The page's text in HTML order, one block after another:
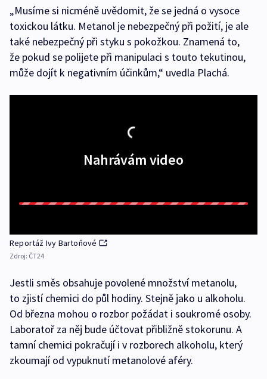
„Musíme si nicméně uvědomit, že se jedná o vysoce
toxickou látku. Metanol je nebezpečný při požití, je ale
také nebezpečný při styku s pokožkou. Znamená to,
že pokud se polijete při manipulaci s touto tekutinou,
může dojít k negativním účinkům,“ uvedla Plachá.
Nahrávám video
Reportáž Ivy Bartoňové
Zdroj: ČT24
Jestli směs obsahuje povolené množství metanolu,
to zjistí chemici do půl hodiny. Stejně jako u alkoholu.
Od března mohou o rozbor požádat i soukromé osoby.
Laboratoř za něj bude účtovat přibližně stokorunu. A
tamní chemici pokračují i v rozborech alkoholu, který
zkoumají od vypuknutí metanolové aféry.